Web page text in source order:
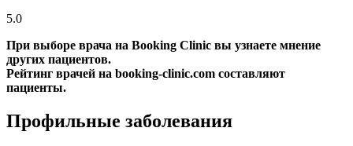
5.0
При выборе врача на Booking Clinic вы узнаете мнение
других пациентов.
Рейтинг врачей на booking-clinic.com составляют
пациенты.
Профильные заболевания